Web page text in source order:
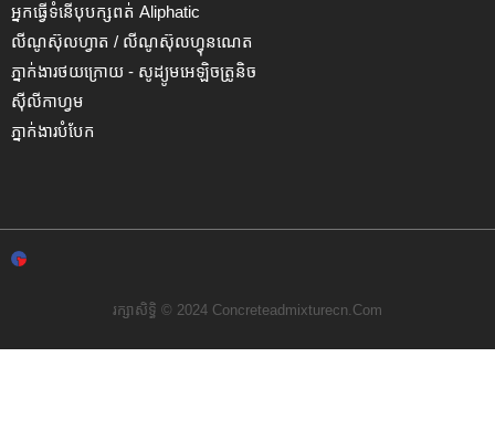
អ្នកធ្វើទំនើបុបក្សពត់ Aliphatic
លីណូស៊ុលហ្វាត / លីណូស៊ុលហ្វុនណេត
ភ្នាក់ងារថយក្រោយ - សូដ្យូមអេឡិចត្រូនិច
ស៊ីលីកាហ្វម
ភ្នាក់ងារបំបែក
រក្សាសិទ្ធិ © 2024 Concreteadmixturecn.com